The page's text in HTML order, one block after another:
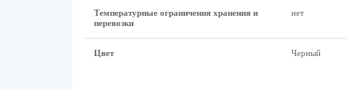
Температурные ограничения хранения и
перевозки
нет
Цвет Черный